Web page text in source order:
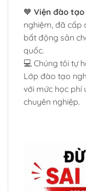
🧡 Viện đào
nghiệm, đã cấp
bất động sản
quốc.
💻 Chúng tôi tự
Lớp đào tạo
với mức học phí
chuyên nghiệp.